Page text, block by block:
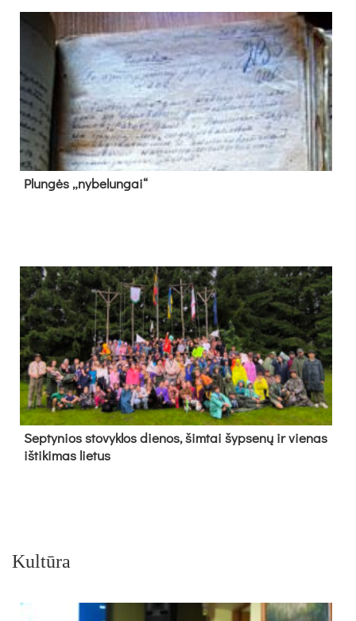
Plun­gės „ny­be­lun­gai“
Sep­ty­nios sto­vyk­los die­nos, šim­tai šyp­se­nų ir vie­nas
iš­ti­ki­mas lie­tus
Kultūra